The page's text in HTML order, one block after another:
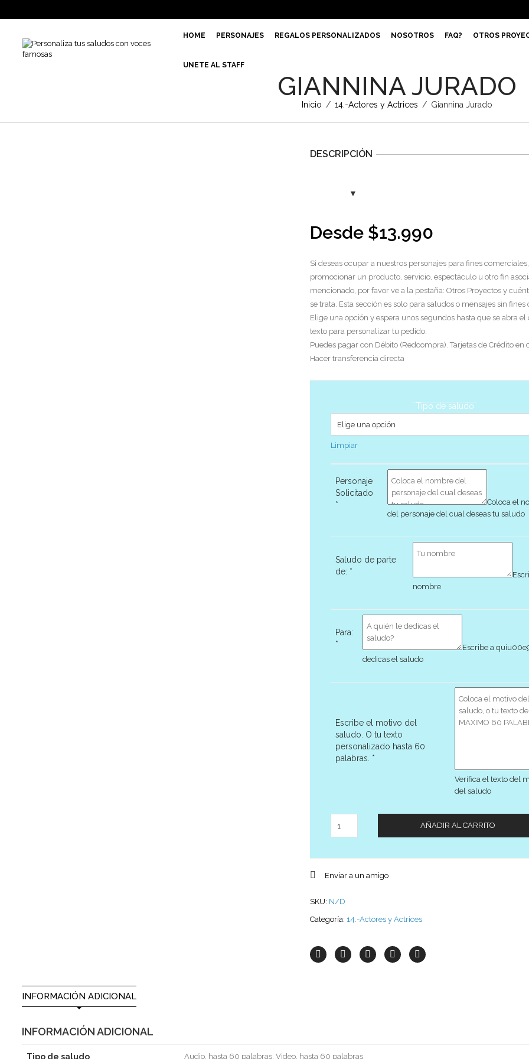
HOME PERSONAJES REGALOS PERSONALIZADOS NOSOTROS FAQ? OTROS
UNETE AL STAFF
GIANNINA JURADO
Inicio / 14.-Actores y Actrices / Giannina Jurado
DESCRIPCIÓN
Desde $13.990
Si deseas ocupar a nuestros personajes para fines
promocionar un producto, servicio, espectáculo u otro fin
mencionado, por favor ve a la pestaña: Otros Proyectos y
se trata. Esta sección es solo para saludos o mensajes sin fines
Elige una opción y espera unos segundos hasta que se abra el
texto para personalizar tu pedido.
Puedes pagar con Débito (Redcompra). Tarjetas de Crédito en
Hacer transferencia directa
Tipo de saludo
Limpiar
Personaje
Solicitado
*
Coloca el
del personaje del cual deseas tu saludo
Saludo de parte
de: *
nombre
Para:
*
Escribe a
dedicas el saludo
Escribe el motivo del
saludo. O tu texto
personalizado hasta 60
palabras. *
Verifica el texto del
del saludo
AÑADIR AL CARRITO
Enviar a un amigo
SKU: N/D
Categoría: 14.-Actores y Actrices
INFORMACIÓN ADICIONAL
INFORMACIÓN ADICIONAL
Tipo de saludo Audio, hasta 60 palabras, Video, hasta 60 palabras